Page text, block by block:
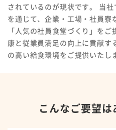
されているのが現状です。
当
を通じて、企業・工場・社員寮
「人気の社員食堂づくり」を
康と従業員満足の向上に貢献す
の高い給食環境をご提供いたし
こんなご要望は